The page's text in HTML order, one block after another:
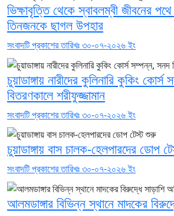
ভিক্ষাবৃত্তি থেকে স্বাবলম্বী জীবনের
তিনজনকে ছাগল উপহার
সংবাদটি প্রকাশের তারিখঃ ৩০-০৭-২০২৬ ইং
চুয়াডাঙ্গায় নারীদের কুলিনারি কুকিং
বিতরণকালে শরীফুজ্জামান
সংবাদটি প্রকাশের তারিখঃ ৩০-০৭-২০২৬ ইং
চুয়াডাঙ্গায় বাস চালক-হেলপারদের ডোপ
সংবাদটি প্রকাশের তারিখঃ ৩০-০৭-২০২৬ ইং
আলমডাঙ্গার বিভিন্ন স্থানে মাদকের